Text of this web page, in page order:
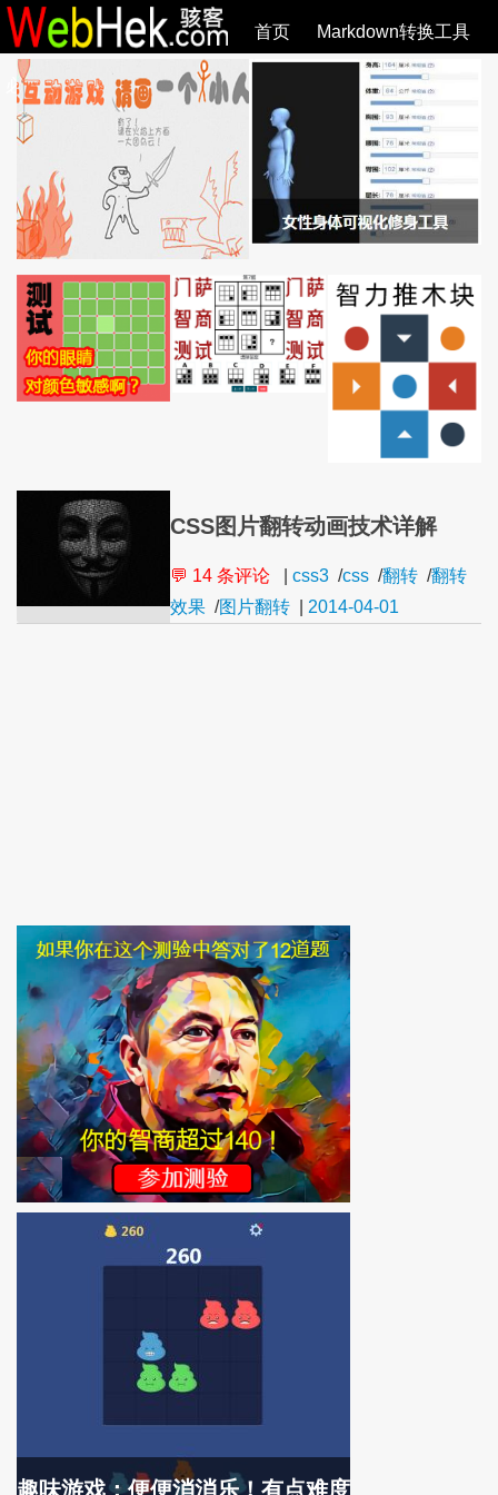
首页 Markdown转换工具
必观作品 SVG教程 SVG手册 全部文章
CSS图片翻转动画技术详解
💬 14 条评论 css3 /css /翻转 /翻转
效果 /图片翻转 2014-04-01
趣味游戏：便便消消乐！有点难度